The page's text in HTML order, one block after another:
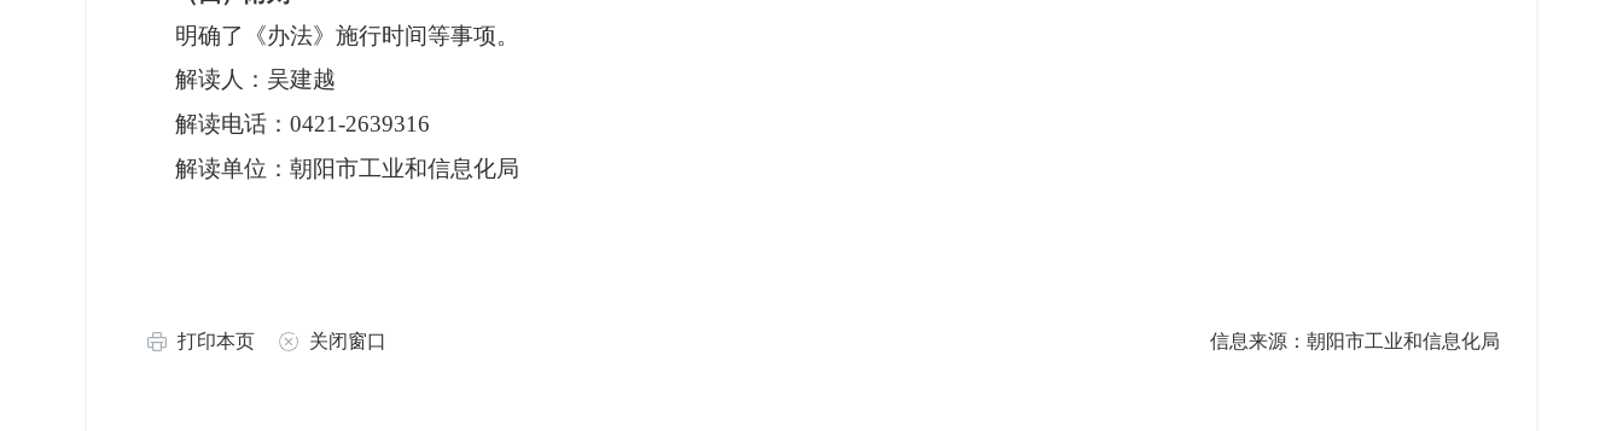
明确了《办法》 施行时间等事项。
解读人：吴建越
解读电话：0421-2639316
解读单位：朝阳市工业和信息化局
打印本页 关闭窗口 信息来源：朝阳市工业和信息化局